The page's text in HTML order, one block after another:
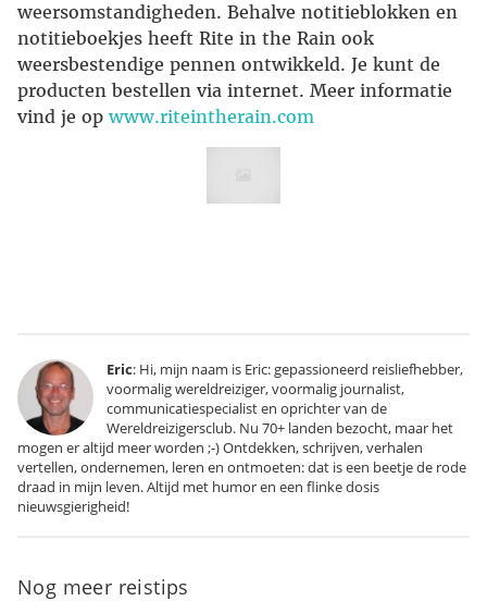
weersomstandigheden. Behalve notitieblokken en
notitieboekjes heeft Rite in the Rain ook
weersbestendige pennen ontwikkeld. Je kunt de
producten bestellen via internet. Meer informatie
vind je op www.riteintherain.com
Eric: Hi, mijn naam is Eric: gepassioneerd reisliefhebber,
voormalig wereldreiziger, voormalig journalist,
communicatiespecialist en oprichter van de
Wereldreizigersclub. Nu 70+ landen bezocht, maar het
mogen er altijd meer worden ;-) Ontdekken, schrijven, verhalen
vertellen, ondernemen, leren en ontmoeten: dat is een beetje de rode
draad in mijn leven. Altijd met humor en een flinke dosis
nieuwsgierigheid!
Nog meer reistips